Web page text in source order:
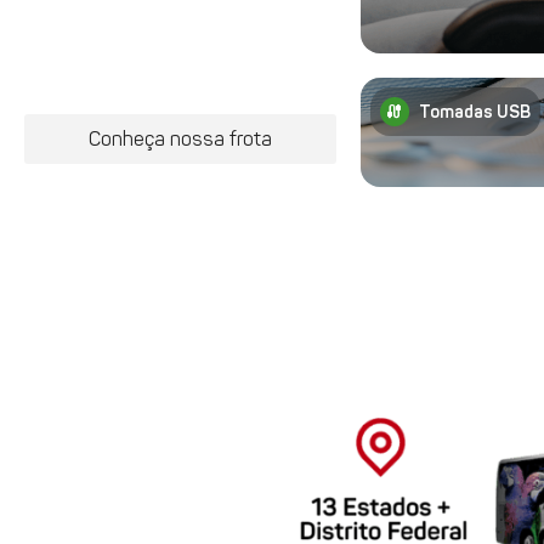
cable Tomadas USB
Conheça nossa frota